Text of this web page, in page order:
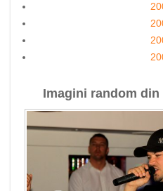
Imagini random